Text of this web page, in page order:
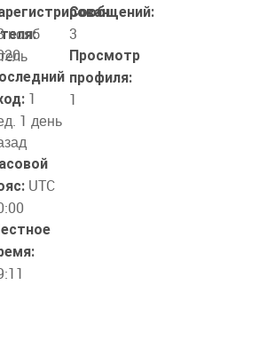
нояб
1
1 день
UTC
Сообщений:
3
Просмотр
профиля:
1